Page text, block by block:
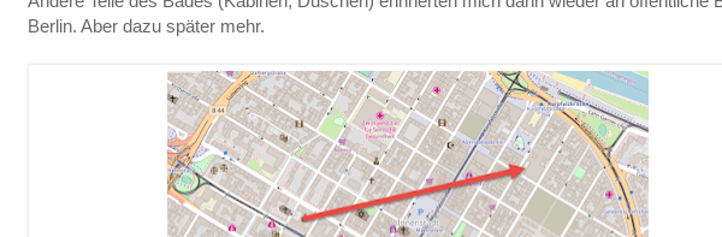
Berlin. Aber dazu später mehr.